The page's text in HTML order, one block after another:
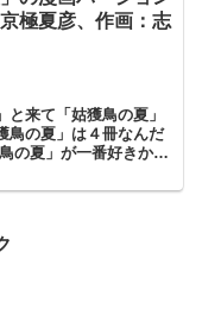
極夏彦、作画：志
来て「姑獲鳥の夏」
鳥の夏」は４冊なんだ
の夏」が一番好きかも